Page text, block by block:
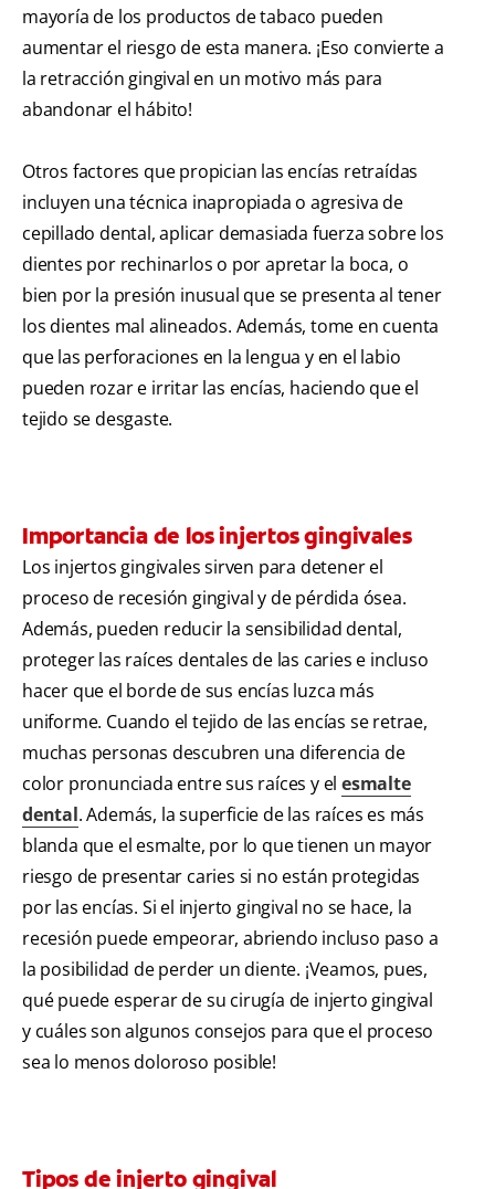
mayoría de los productos de tabaco pueden
aumentar el riesgo de esta manera. ¡Eso convierte a
la retracción gingival en un motivo más para
abandonar el hábito!
Otros factores que propician las encías retraídas
incluyen una técnica inapropiada o agresiva de
cepillado dental, aplicar demasiada fuerza sobre los
dientes por rechinarlos o por apretar la boca, o
bien por la presión inusual que se presenta al tener
los dientes mal alineados. Además, tome en cuenta
que las perforaciones en la lengua y en el labio
pueden rozar e irritar las encías, haciendo que el
tejido se desgaste.
Importancia de los injertos gingivales
Los injertos gingivales sirven para detener el
proceso de recesión gingival y de pérdida ósea.
Además, pueden reducir la sensibilidad dental,
proteger las raíces dentales de las caries e incluso
hacer que el borde de sus encías luzca más
uniforme. Cuando el tejido de las encías se retrae,
muchas personas descubren una diferencia de
color pronunciada entre sus raíces y el esmalte
dental. Además, la superficie de las raíces es más
blanda que el esmalte, por lo que tienen un mayor
riesgo de presentar caries si no están protegidas
por las encías. Si el injerto gingival no se hace, la
recesión puede empeorar, abriendo incluso paso a
la posibilidad de perder un diente. ¡Veamos, pues,
qué puede esperar de su cirugía de injerto gingival
y cuáles son algunos consejos para que el proceso
sea lo menos doloroso posible!
Tipos de injerto gingival